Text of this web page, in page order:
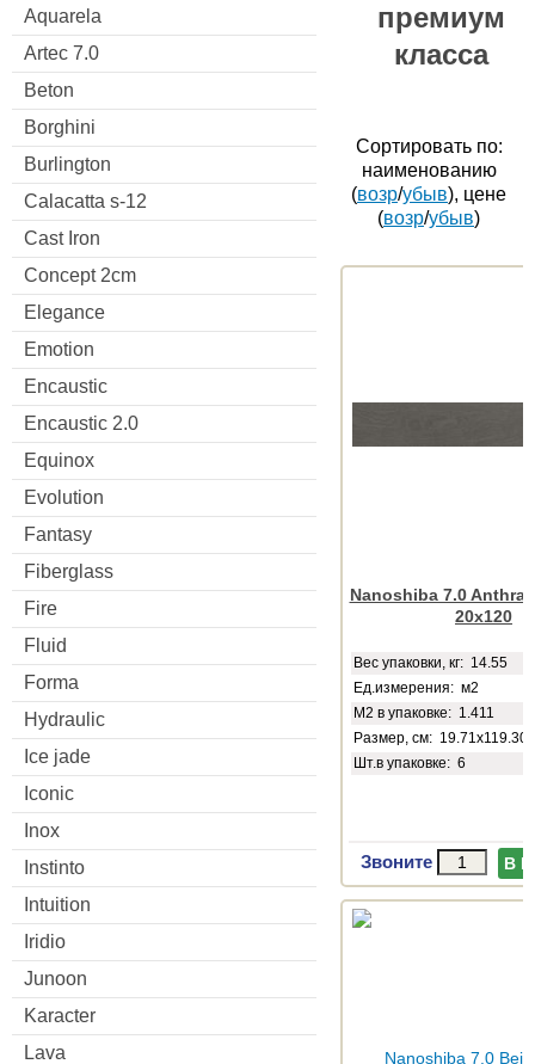
Aquarela
Artec 7.0
Beton
Borghini
Burlington
Calacatta s-12
Cast Iron
Concept 2cm
Elegance
Emotion
Encaustic
Encaustic 2.0
Equinox
Evolution
Fantasy
Fiberglass
Fire
Fluid
Forma
Hydraulic
Ice jade
Iconic
Inox
Instinto
Intuition
Iridio
Junoon
Karacter
Lava
премиум
класса
Сортировать по:
наименованию
(возр/убыв), цене
(возр/убыв)
Nanoshiba 7.0
20x120
Веc упаковки, кг: 14.55
Ед.измерения: м2
М2 в упаковке: 1.411
Размер, см: 19.71x119.30
Шт.в упаковке: 6
Звоните В